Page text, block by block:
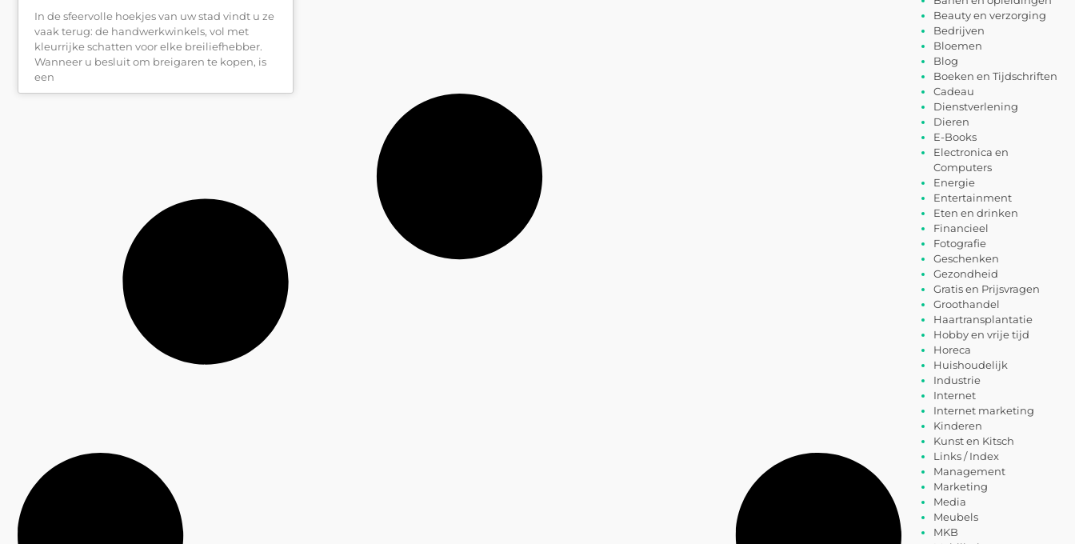
In de sfeervolle hoekjes van uw stad vindt u ze
vaak terug: de handwerkwinkels, vol met
kleurrijke schatten voor elke breiliefhebber.
Wanneer u besluit om breigaren te kopen, is
een
Beauty en verzorging
Bedrijven
Bloemen
Blog
Boeken en Tijdschriften
Cadeau
Dienstverlening
Dieren
E-Books
Electronica en
Computers
Energie
Entertainment
Eten en drinken
Financieel
Fotografie
Geschenken
Gezondheid
Gratis en Prijsvragen
Groothandel
Haartransplantatie
Hobby en vrije tijd
Horeca
Huishoudelijk
Industrie
Internet
Internet marketing
Kinderen
Kunst en Kitsch
Links / Index
Management
Marketing
Media
Meubels
MKB